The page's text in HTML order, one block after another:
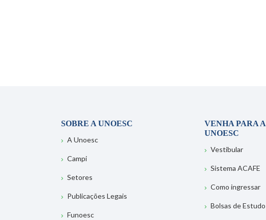
SOBRE A UNOESC
A Unoesc
Campi
Setores
Publicações Legais
Funoesc
VENHA PARA A
UNOESC
Vestibular
Sistema ACAFE
Como ingressar
Bolsas de Estudo